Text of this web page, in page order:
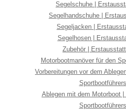
Segelschuhe |
Segelhandschuhe |
Segeljacken |
Segelhosen |
Zubehör |
Motorbootmanöver für den
Vorbereitungen vor dem
Ablegen mit dem Motorboot |